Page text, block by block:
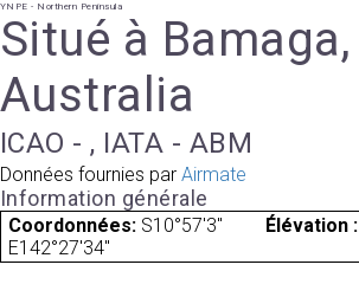
YNPE - Northern Peninsula
Situé à Bamaga,
Australia
ICAO - , IATA - ABM
Données fournies par Airmate
Information générale
Coordonnées: S10°57'3"
E142°27'34"
Élévation :